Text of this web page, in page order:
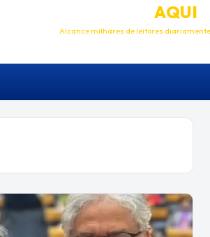
ANUNCIEAQUI
Alcance milhares de leitores diariamente